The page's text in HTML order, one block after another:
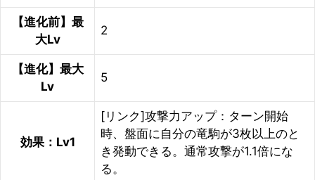
【進化前】最
大Lv
2
【進化】最大
Lv
5
効果：Lv1
[リンク]攻撃力アップ：ターン開始
時、盤面に自分の竜駒が3枚以上のと
き発動できる。通常攻撃が1.1倍にな
る。